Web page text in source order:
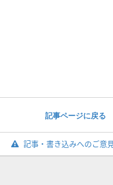
記事ページに戻る
記事・書き込みへのご意